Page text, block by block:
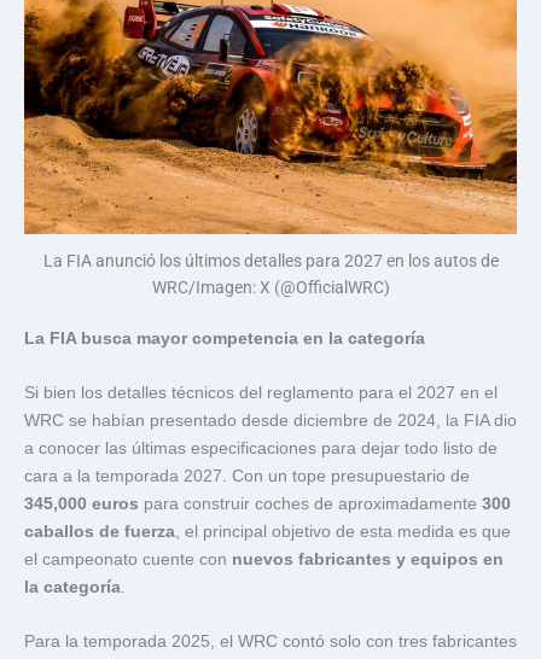
La FIA anunció los últimos detalles para 2027 en los autos de
WRC/Imagen: X (@OfficialWRC)
La FIA busca mayor competencia en la categoría
Si bien los detalles técnicos del reglamento para el 2027 en el
WRC se habían presentado desde diciembre de 2024, la FIA dio
a conocer las últimas especificaciones para dejar todo listo de
cara a la temporada 2027. Con un tope presupuestario de
345,000 euros para construir coches de aproximadamente 300
caballos de fuerza, el principal objetivo de esta medida es que
el campeonato cuente con nuevos fabricantes y equipos en
la categoría.
Para la temporada 2025, el WRC contó solo con tres fabricantes